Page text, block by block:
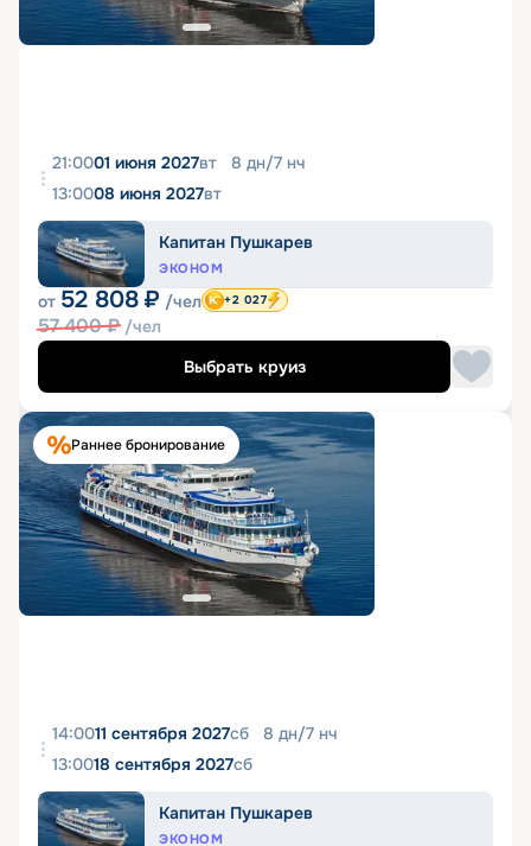
21:0001 июня 2027вт 8 дн/7 нч
13:0008 июня 2027вт
Капитан Пушкарев
ЭКОНОМ
от 52 808 ₽ /чел
57 400₽ /чел
+2 027
Выбрать круиз
Раннее бронирование
14:0011 сентября 2027сб 8 дн/7 нч
13:0018 сентября 2027сб
Капитан Пушкарев
ЭКОНОМ